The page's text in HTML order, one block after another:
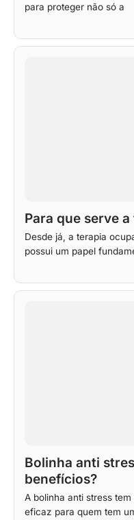
para proteger não só a
Para que serve
Desde já, a terapia
possui um papel
Bolinha anti
benefícios?
A bolinha anti stress
eficaz para quem tem